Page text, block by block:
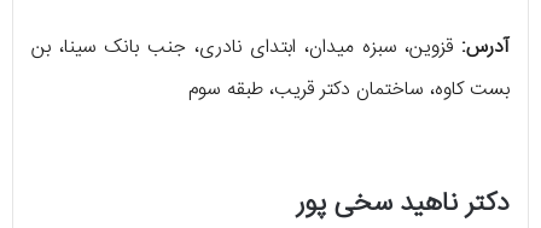
آدرس: قزوین، سبزه میدان، ابتدای نادری، جنب بانک سینا، بن
بست کاوه، ساختمان دکتر قریب، طبقه سوم
دکتر ناهید سخی پور